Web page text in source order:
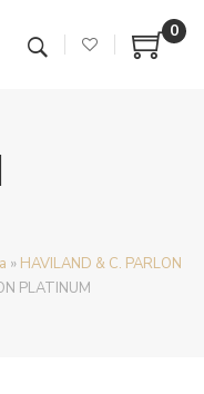
0
» HAVILAND & C. PARLON
PLATINUM